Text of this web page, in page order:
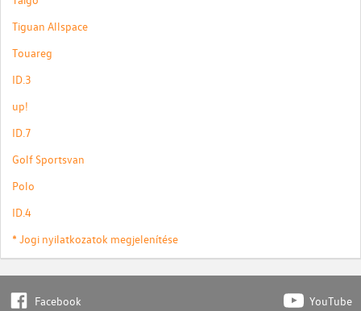
Tiguan Allspace
Touareg
ID.3
up!
ID.7
Golf Sportsvan
Polo
ID.4
* Jogi nyilatkozatok megjelenítése
Facebook YouTube